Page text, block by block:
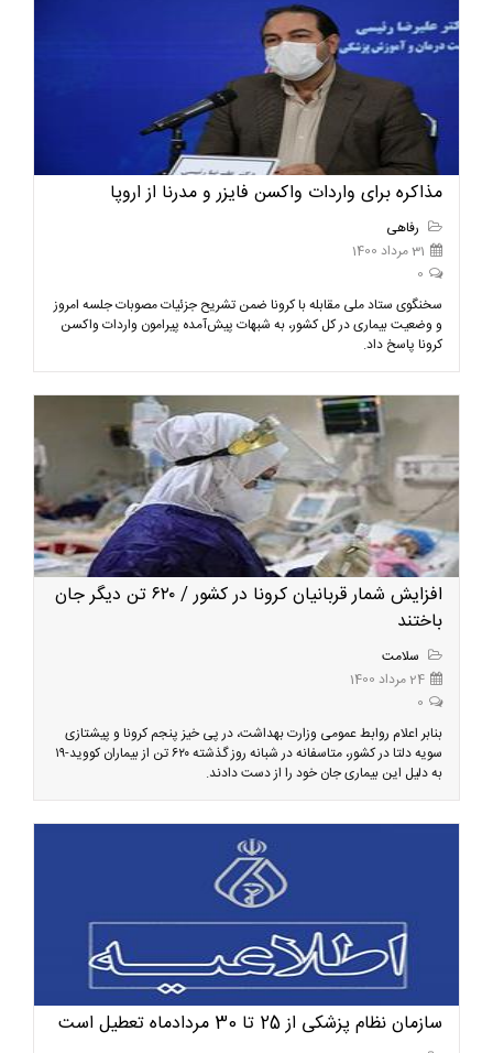
مذاکره برای واردات واکسن فایزر و مدرنا از اروپا
رفاهی
31 مرداد 1400
0
سخنگوی ستاد ملی مقابله با کرونا ضمن تشریح جزئیات مصوبات جلسه امروز
و وضعیت بیماری در کل کشور، به شبهات پیش‌آمده پیرامون واردات واکسن
کرونا پاسخ داد.
افزایش شمار قربانیان کرونا در کشور / ۶۲۰ تن دیگر جان
باختند
سلامت
24 مرداد 1400
0
بنابر اعلام روابط عمومی وزارت بهداشت، در پی خیز پنجم کرونا و پیشتازی
سویه دلتا در کشور، متاسفانه در شبانه روز گذشته ۶۲۰ تن از بیماران کووید-۱۹
به دلیل این بیماری جان خود را از دست دادند.
سازمان نظام پزشکی از 25 تا 30 مردادماه تعطیل است